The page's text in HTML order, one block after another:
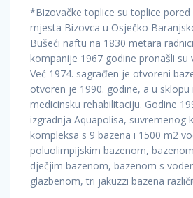
*Bizovačke toplice su toplice pored
mjesta Bizovca u Osječko
Bušeći naftu na 1830 metara
kompanije 1967 godine pronašli su
Već 1974. sagrađen je otvoreni
otvoren je 1990. godine, a u sklopu
medicinsku rehabilitaciju. Godine
izgradnja Aquapolisa, suvremenog
kompleksa s 9 bazena i 1500 m2
poluolimpijskim bazenom,
dječjim bazenom, bazenom s
glazbenom, tri jakuzzi bazena